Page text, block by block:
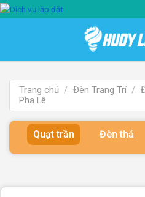
Bỏ
dung
Trang chủ / Đèn Trang Trí /
Pha Lê
Quạt trần Đèn thả